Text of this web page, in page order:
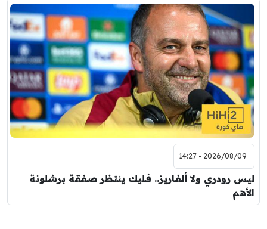
2026/08/09 - 14:27
ليس رودري ولا ألفاريز.. فليك ينتظر صفقة برشلونة
الأهم